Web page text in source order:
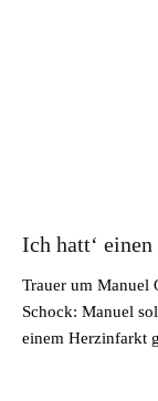
Ich hatt‘
Trauer um Manuel
Schock: Manuel
einem Herzinfarkt